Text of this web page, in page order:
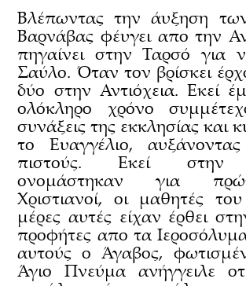
Βλέπωντας την άυξηση
Βαρνάβας φέυγει απο την
πηγαίνει στην Ταρσό για
Σαύλο. Όταν τον βρίσκει
δύο στην Αντιόχεια. Εκεί
ολόκληρο χρόνο
συνάξεις της εκκλησίας και
το Ευαγγέλιο,
πιστούς. Εκεί στην
ονομάστηκαν για
Χριστιανοί, οι μαθητές
μέρες αυτές είχαν έρθει
προφήτες απο τα
αυτούς ο Άγαβος,
Άγιο Πνεύμα ανήγγειλε